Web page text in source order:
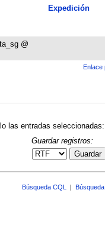
Expedición
@
Enlace
las entradas seleccionadas:
Guardar registros:
Guardar
Búsqueda CQL